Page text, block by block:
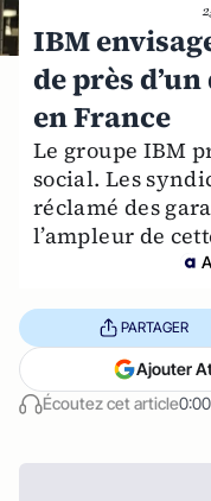
IBM
de près
en France
Le groupe IBM
social. Les
réclamé des
l’ampleur de
Écoutez cet article
PARTAGER
Ajouter